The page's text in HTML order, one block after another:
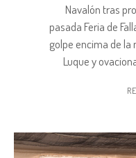
Navalón tras
pasada Feria de
golpe encima de la
Luque y